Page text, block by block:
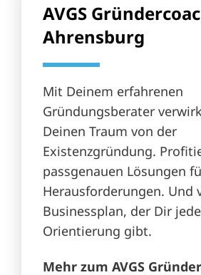
AVGS
Ahrensburg
Mit Deinem erfahrenen
Gründungsberater
Deinen Traum von der
Existenzgründung.
passgenauen Lösungen
Herausforderungen. Und
Businessplan, der Dir
Orientierung gibt.
Mehr zum AVGS